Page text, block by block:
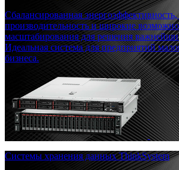
Сбалансированная
производительность и широкие
масштабирования для решения
Идеальная система для предприятий
бизнеса.
Системы хранения данных ThinkSystem